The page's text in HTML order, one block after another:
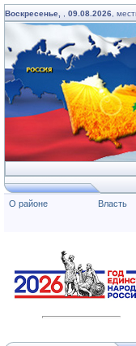
Воскресенье, 09.08.2026 ,
О районе Власть